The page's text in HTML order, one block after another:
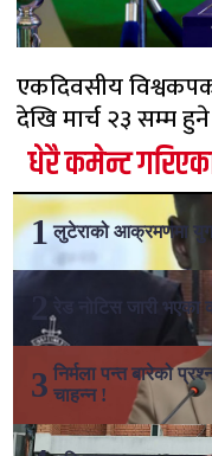
एकदिवसीय
देखि मार्च २३ सम्म हुने
धेरै कमेन्ट
लुटेराको आक्रमणमा
रेड नोटिस जारी भएका
निर्मला पन्त बारेको
चाहन्न !